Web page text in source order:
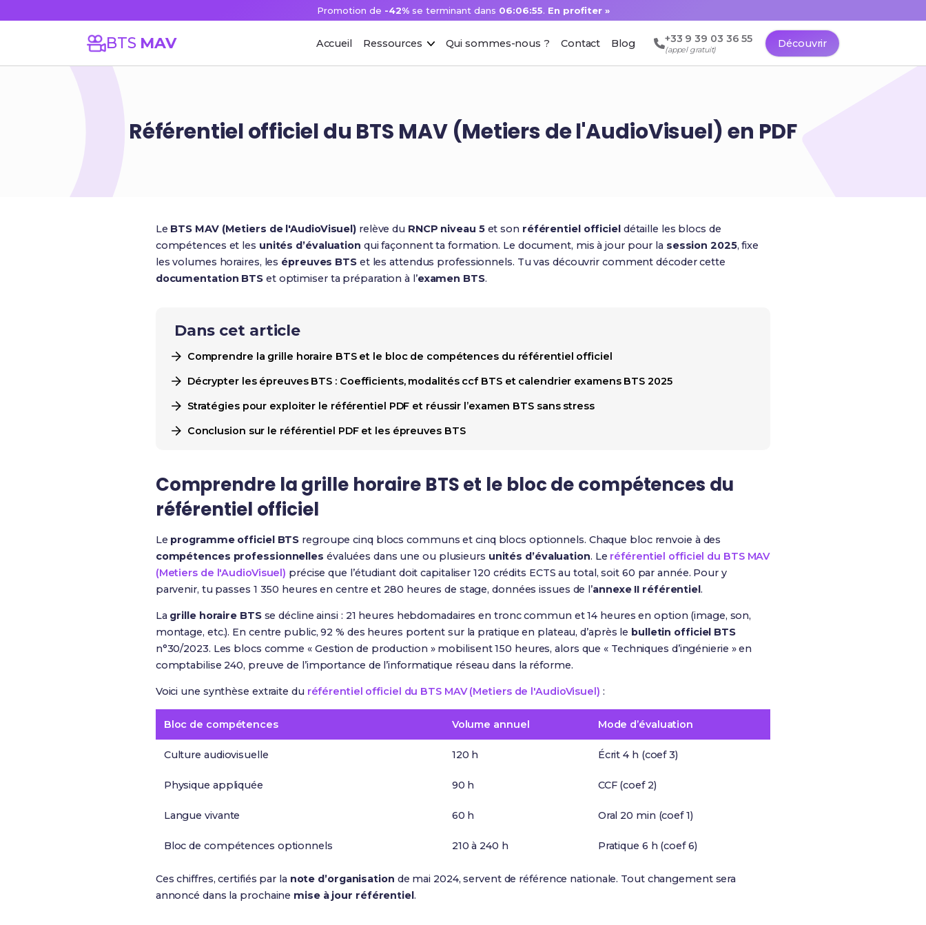
Promotion de -42%se terminant dans 06:06:54. En profiter »
BTS MAV Accueil Ressources Qui sommes-nous ? Contact Blog +33 9 39 03 36 55
(appel gratuit)
Découvrir
Référentiel officiel du BTS MAV (Metiers de l'AudioVisuel) en PDF
Le BTS MAV (Metiers de l'AudioVisuel) relève du RNCP niveau 5et son référentiel officieldétaille les blocs de
compétences et les unités d’évaluation qui façonnent ta formation. Le document, mis à jour pour la session 2025, fixe
les volumes horaires, les épreuves BTSet les attendus professionnels. Tu vas découvrir comment décoder cette
documentation BTS et optimiser ta préparation à l’examen BTS.
Dans cet article
Comprendre la grille horaire BTS et le bloc de compétences du référentiel officiel
Décrypter les épreuves BTS : Coefficients, modalités ccf BTS et calendrier examens BTS 2025
Stratégies pour exploiter le référentiel PDF et réussir l’examen BTS sans stress
Conclusion sur le référentiel PDF et les épreuves BTS
Comprendre la grille horaire BTS et le bloc de compétences du
référentiel officiel
Le programme officiel BTS regroupe cinq blocs communs et cinq blocs optionnels. Chaque bloc renvoie à des
compétences professionnelles évaluées dans une ou plusieurs unités d’évaluation. Le référentiel officiel du BTS MAV
(Metiers de l'AudioVisuel) précise que l’étudiant doit capitaliser 120 crédits ECTS au total, soit 60 par année. Pour y
parvenir, tu passes 1 350 heures en centre et 280 heures de stage, données issues de l’annexe II référentiel.
La grille horaire BTSse décline ainsi : 21 heures hebdomadaires en tronc commun et 14 heures en option (image, son,
montage, etc.). En centre public, 92 % des heures portent sur la pratique en plateau, d’après le bulletin officiel BTS
n°30/2023. Les blocs comme « Gestion de production » mobilisent 150 heures, alors que « Techniques d’ingénierie » en
comptabilise 240, preuve de l’importance de l’informatique réseau dans la réforme.
Voici une synthèse extraite du référentiel officiel du BTS MAV (Metiers de l'AudioVisuel) :
Bloc de compétences Volume annuel Mode d’évaluation
Culture audiovisuelle 120 h Écrit 4 h (coef 3)
Physique appliquée 90 h CCF (coef 2)
Langue vivante 60 h Oral 20 min (coef 1)
Bloc de compétences optionnels 210 à 240 h Pratique 6 h (coef 6)
Ces chiffres, certifiés par la note d’organisation de mai 2024, servent de référence nationale. Tout changement sera
annoncé dans la prochaine mise à jour référentiel.